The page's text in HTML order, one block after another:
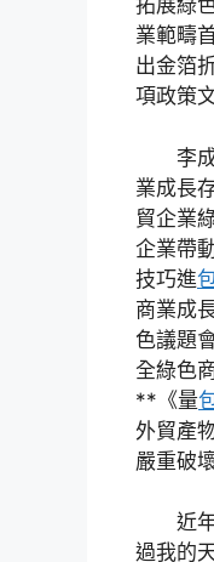
拓展綠
業範疇
出金箔
項政策
李
業成長
貿企業
企業帶
技巧進
商業成
色議題
全綠色
**《量
外貿產
嚴重破
近
過我的